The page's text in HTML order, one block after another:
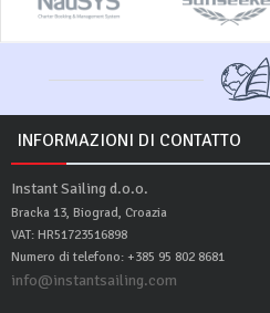
INFORMAZIONI DI CONTATTO
Instant Sailing d.o.o.
Bracka 13, Biograd, Croazia
VAT: HR51723516898
Numero di telefono: +385 95 802 8681
info@instantsailing.com